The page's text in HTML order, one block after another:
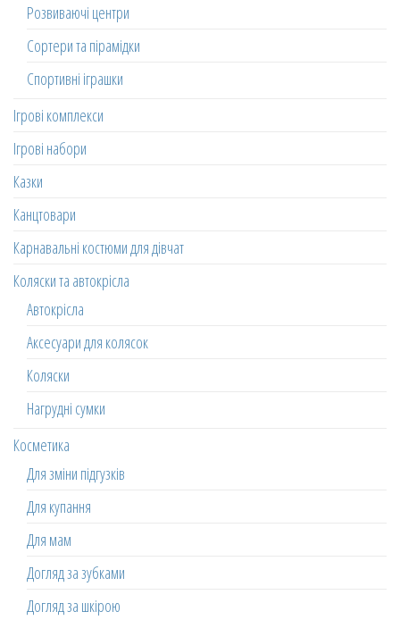
Розвиваючі центри
Сортери та пірамідки
Спортивні іграшки
Ігрові комплекси
Ігрові набори
Казки
Канцтовари
Карнавальні костюми для дівчат
Коляски та автокрісла
Автокрісла
Аксесуари для колясок
Коляски
Нагрудні сумки
Косметика
Для зміни підгузків
Для купання
Для мам
Догляд за зубками
Догляд за шкірою